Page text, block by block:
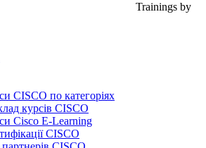
Trainings by
CISCO по категоріях
курсів CISCO
Cisco E-Learning
CISCO